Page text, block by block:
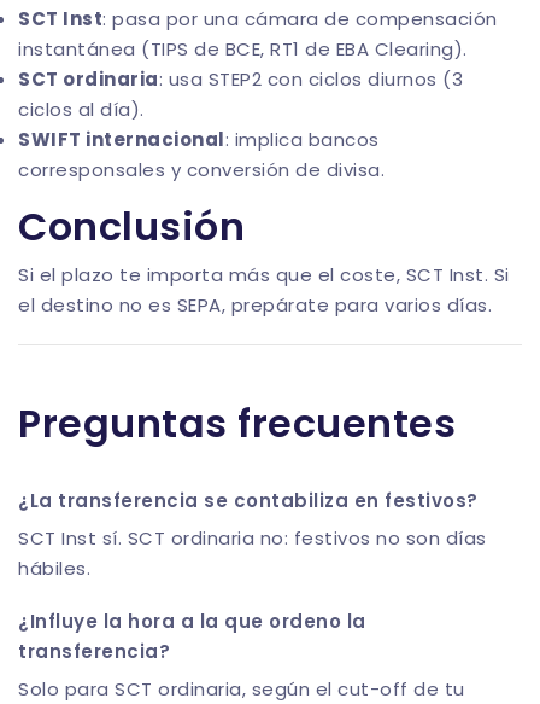
SCT Inst: pasa por una cámara de compensación
instantánea (TIPS de BCE, RT1 de EBA Clearing).
SCT ordinaria: usa STEP2 con ciclos diurnos (3
ciclos al día).
SWIFT internacional: implica bancos
corresponsales y conversión de divisa.
Conclusión
Si el plazo te importa más que el coste, SCT Inst. Si
el destino no es SEPA, prepárate para varios días.
Preguntas frecuentes
¿La transferencia se contabiliza en festivos?
SCT Inst sí. SCT ordinaria no: festivos no son días
hábiles.
¿Influye la hora a la que ordeno la
transferencia?
Solo para SCT ordinaria, según el cut-off de tu